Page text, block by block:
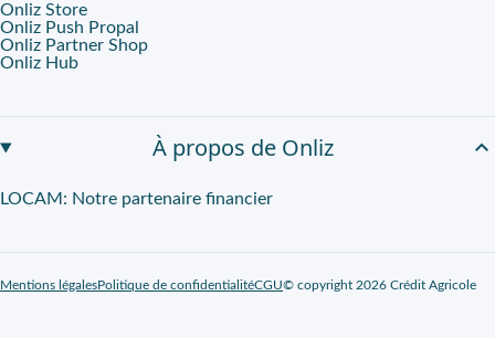
Onliz Store
Onliz Push Propal
Onliz Partner Shop
Onliz Hub
À propos de Onliz
LOCAM: Notre partenaire financier
Mentions légalesPolitique de confidentialitéCGU© copyright 2026 Crédit Agricole